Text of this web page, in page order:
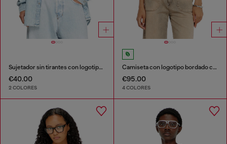
Sujetador sin tirantes con logotipo maxi
€40.00
2 COLORES
Camiseta con logotipo bordado con abertura
€95.00
4 COLORES